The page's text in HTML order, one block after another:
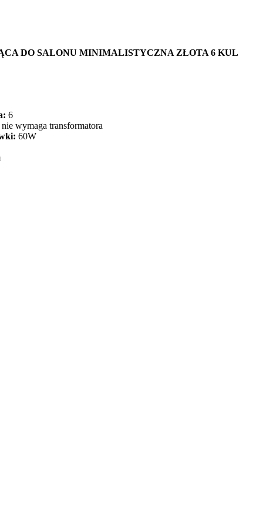
DO SALONU MINIMALISTYCZNA ZŁOTA 6 KUL
6
wymaga transformatora
60W